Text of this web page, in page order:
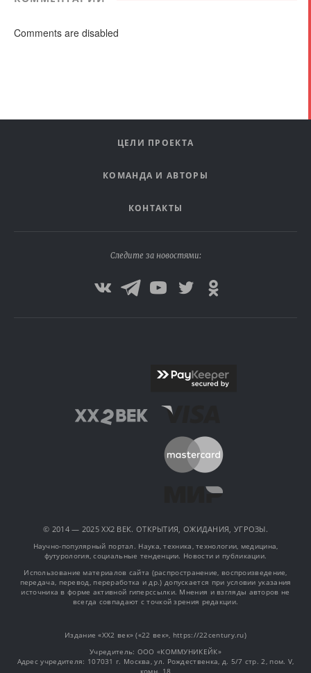
Comments are disabled
ЦЕЛИ ПРОЕКТА
КОМАНДА И АВТОРЫ
КОНТАКТЫ
Следите за новостями:
© 2014 — 2025 XX2 ВЕК. ОТКРЫТИЯ, ОЖИДАНИЯ, УГРОЗЫ.
Научно-популярный портал. Наука, техника, технологии, медицина,
футурология, социальные тенденции. Новости и публикации.
Использование материалов сайта (распространение, воспроизведение,
передача, перевод, переработка и др.) допускается при условии указания
источника в форме активной гиперссылки. Мнения и взгляды авторов не
всегда совпадают с точкой зрения редакции.
Издание «XX2 век» («22 век», https://22century.ru)
Учредитель: OOO «КОММУНИКЕЙК»
Адрес учредителя: 107031 г. Москва, ул. Рождественка, д. 5/7 стр. 2, пом. V,
комн. 18